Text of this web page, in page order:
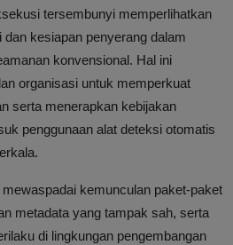
tersembunyi memperlihatkan
kesiapan penyerang dalam
konvensional. Hal ini
organisasi untuk memperkuat
serta menerapkan kebijakan
penggunaan alat deteksi otomatis
kemunculan paket-paket
metadata yang tampak sah, serta
di lingkungan pengembangan